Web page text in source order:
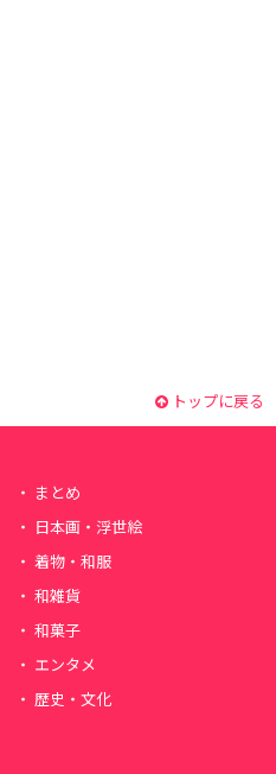
トップに戻る
まとめ
日本画・浮世絵
着物・和服
和雑貨
和菓子
エンタメ
歴史・文化